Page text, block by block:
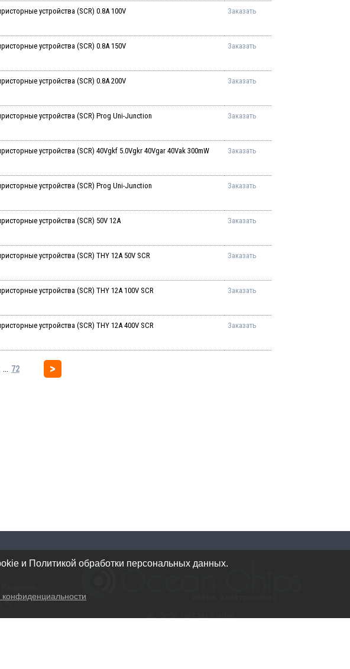
устройства (SCR) 0.8A 100V Заказать
устройства (SCR) 0.8A 150V Заказать
устройства (SCR) 0.8A 200V Заказать
устройства (SCR) Prog Uni-Junction Заказать
устройства (SCR) 40Vgkf 5.0Vgkr 40Vgar 40Vak 300mW Заказать
устройства (SCR) Prog Uni-Junction Заказать
устройства (SCR) 50V 12A Заказать
устройства (SCR) THY 12A 50V SCR Заказать
устройства (SCR) THY 12A 100V SCR Заказать
устройства (SCR) THY 12A 400V SCR Заказать
... 72
А,
© 2026 OCEAN CHIPS
и Политикой обработки персональных данных.
конфиденциальности